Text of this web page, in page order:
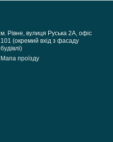
м. Рівне, вулиця Руська 2А, офіс
101 (окремий вхід з фасаду
будівлі)
Мапа проїзду